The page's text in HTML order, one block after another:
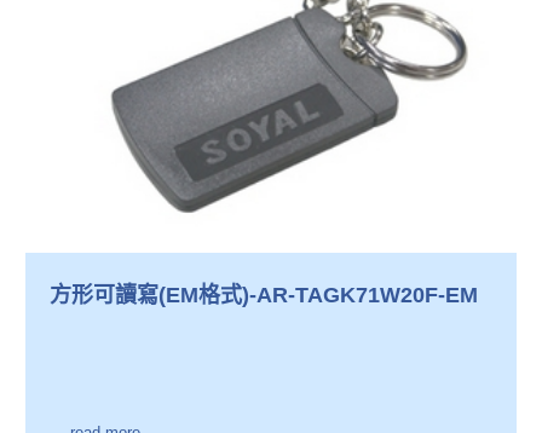
方形可讀寫(EM格式)-AR-TAGK71W20F-EM